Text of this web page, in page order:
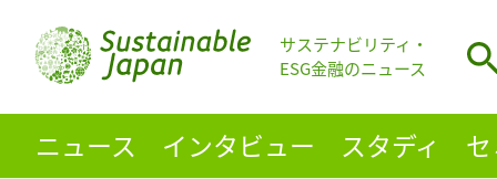
サステナビリティ・
ESG金融のニュース
ニュース インタビュー スタディ